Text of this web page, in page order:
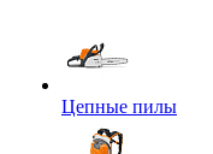
Цепные пилы